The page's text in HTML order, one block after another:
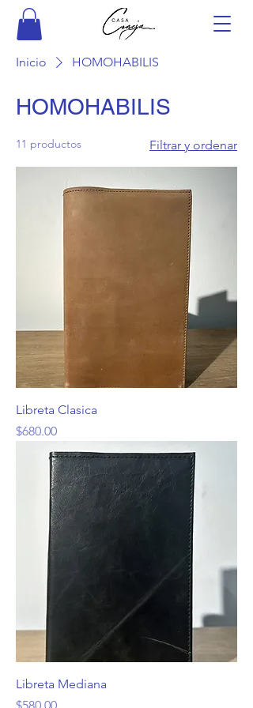
Inicio HOMOHABILIS
HOMOHABILIS
11 productos Filtrar y ordenar
Libreta Clasica
Precio
$680.00
Libreta Mediana
Precio
$580.00